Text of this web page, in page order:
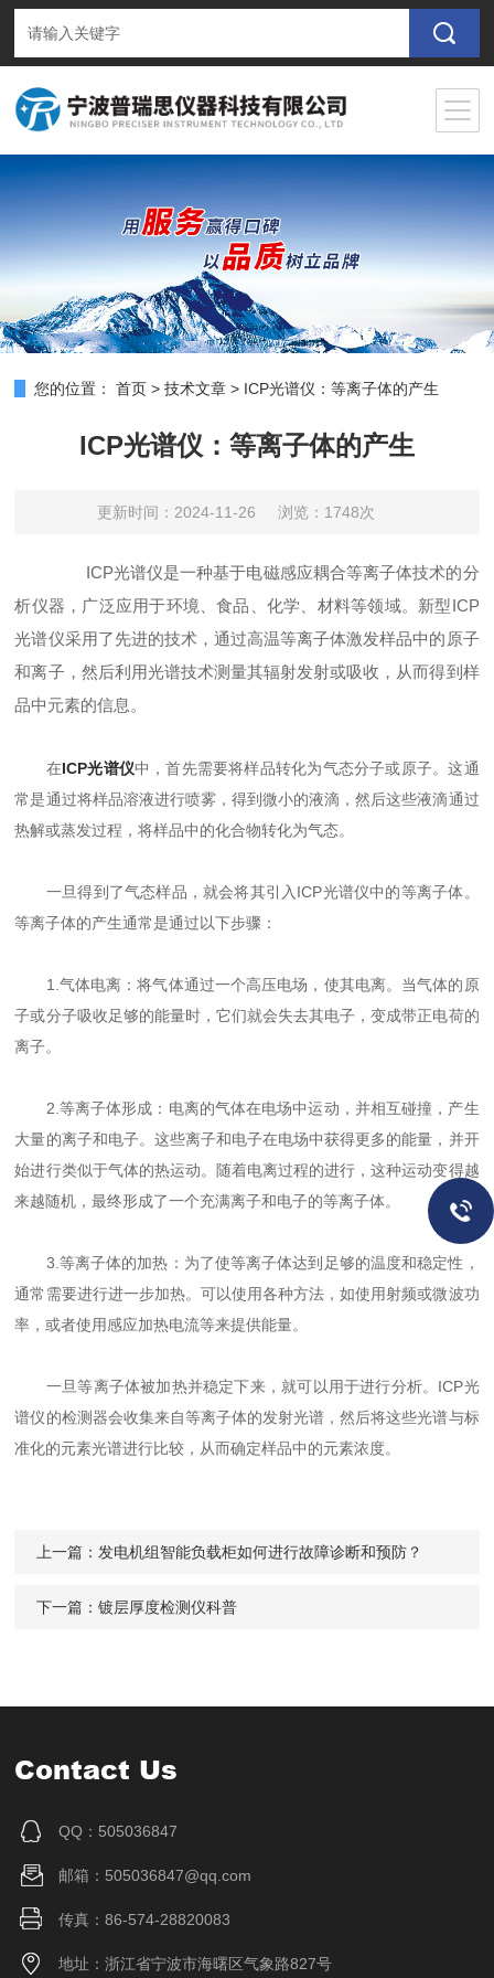
您的位置： 首页 >技术文章 > ICP光谱仪：等离子体的产生
ICP光谱仪：等离子体的产生
更新时间：2024-11-26 浏览：1748次
ICP光谱仪是一种基于电磁感应耦合等离子体技术的分
析仪器，广泛应用于环境、食品、化学、材料等领域。新型ICP
光谱仪采用了先进的技术，通过高温等离子体激发样品中的原子
和离子，然后利用光谱技术测量其辐射发射或吸收，从而得到样
品中元素的信息。
在ICP光谱仪中，首先需要将样品转化为气态分子或原子。这通
常是通过将样品溶液进行喷雾，得到微小的液滴，然后这些液滴通过
热解或蒸发过程，将样品中的化合物转化为气态。
一旦得到了气态样品，就会将其引入ICP光谱仪中的等离子体。
等离子体的产生通常是通过以下步骤：
1.气体电离：将气体通过一个高压电场，使其电离。当气体的原
子或分子吸收足够的能量时，它们就会失去其电子，变成带正电荷的
离子。
2.等离子体形成：电离的气体在电场中运动，并相互碰撞，产生
大量的离子和电子。这些离子和电子在电场中获得更多的能量，并开
始进行类似于气体的热运动。随着电离过程的进行，这种运动变得越
来越随机，最终形成了一个充满离子和电子的等离子体。
3.等离子体的加热：为了使等离子体达到足够的温度和稳定性，
通常需要进行进一步加热。可以使用各种方法，如使用射频或微波功
率，或者使用感应加热电流等来提供能量。
一旦等离子体被加热并稳定下来，就可以用于进行分析。ICP光
谱仪的检测器会收集来自等离子体的发射光谱，然后将这些光谱与标
准化的元素光谱进行比较，从而确定样品中的元素浓度。
上一篇： 发电机组智能负载柜如何进行故障诊断和预防？
下一篇：镀层厚度检测仪科普
Contact Us
QQ：505036847
邮箱：505036847@qq.com
传真：86-574-28820083
地址：浙江省宁波市海曙区气象路827号